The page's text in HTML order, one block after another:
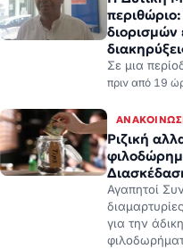
διορισμών
Σε μια
πριν από 19
Ριζική
Αγαπητοί
για την